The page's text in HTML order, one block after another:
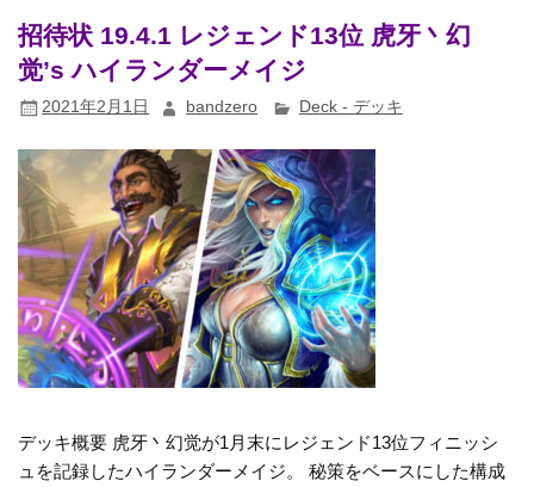
招待状 19.4.1 レジェンド13位 虎牙丶幻
觉’s ハイランダーメイジ
2021年2月1日 bandzero Deck - デッキ
デッキ概要 虎牙丶幻觉が1月末にレジェンド13位フィニッシ
ュを記録したハイランダーメイジ。 秘策をベースにした構成